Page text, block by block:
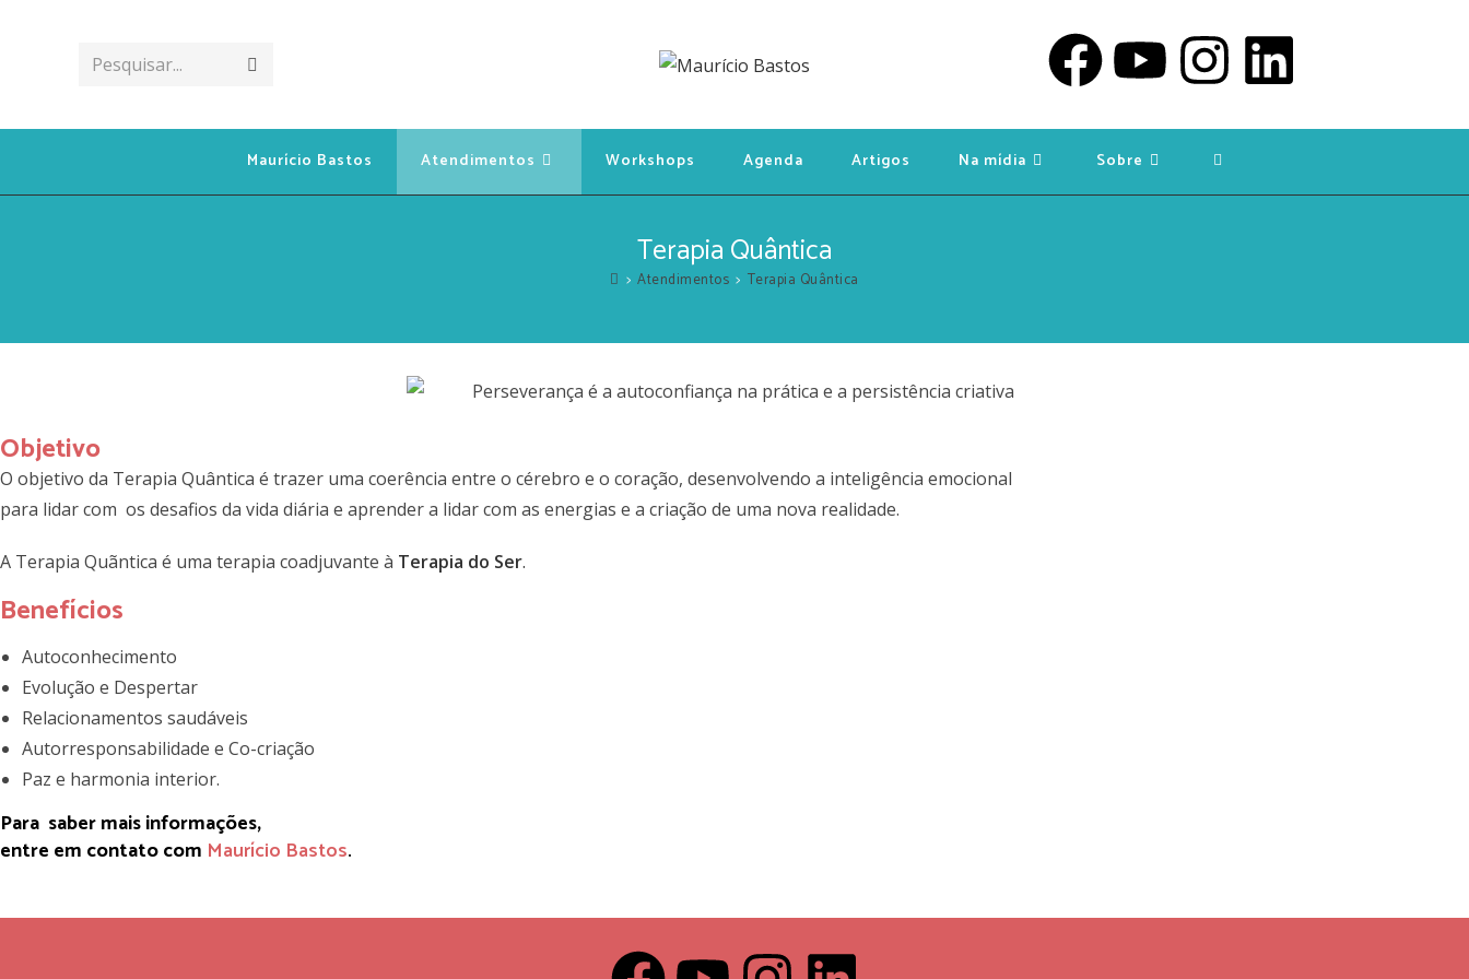
Pesquisar...
Maurício Bastos Atendimentos Workshops Agenda Artigos Na mídia Sobre
Terapia Quântica
> Atendimentos > Terapia Quântica
Objetivo
O objetivo da Terapia Quântica é trazer uma coerência entre o cérebro e o coração, desenvolvendo a inteligência emocional
para lidar com os desafios da vida diária e aprender a lidar com as energias e a criação de uma nova realidade.
A Terapia Quãntica é uma terapia coadjuvante à Terapia do Ser.
Benefícios
Autoconhecimento
Evolução e Despertar
Relacionamentos saudáveis
Autorresponsabilidade e Co-criação
Paz e harmonia interior.
Para saber mais informações,
entre em contato com Maurício Bastos.